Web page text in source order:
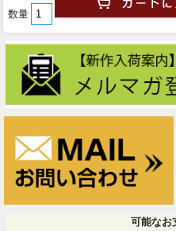
数量
可能なお